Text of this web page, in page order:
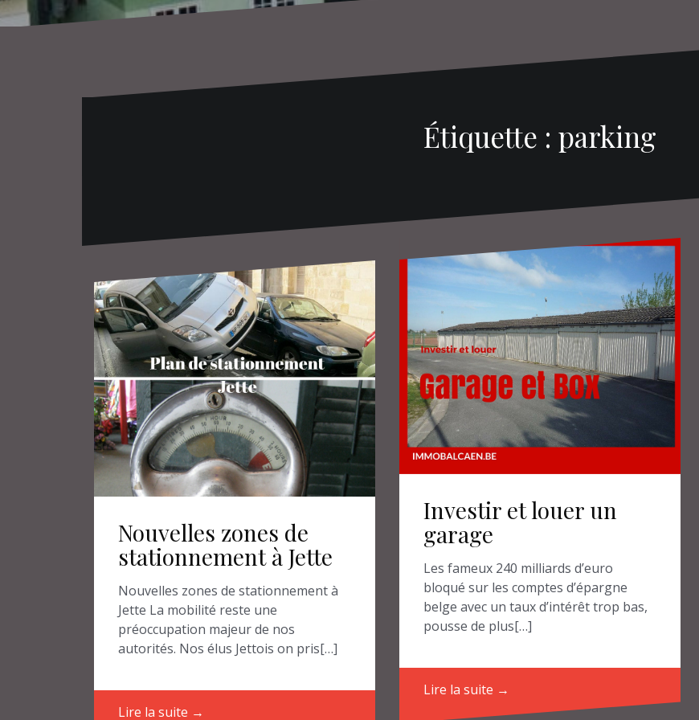
Étiquette : parking
Nouvelles zones de
stationnement à Jette
Nouvelles zones de stationnement à
Jette La mobilité reste une
préoccupation majeur de nos
autorités. Nos élus Jettois on pris[…]
Lire la suite →
Investir et louer un
garage
Les fameux 240 milliards d’euro
bloqué sur les comptes d’épargne
belge avec un taux d’intérêt trop bas,
pousse de plus[…]
Lire la suite →